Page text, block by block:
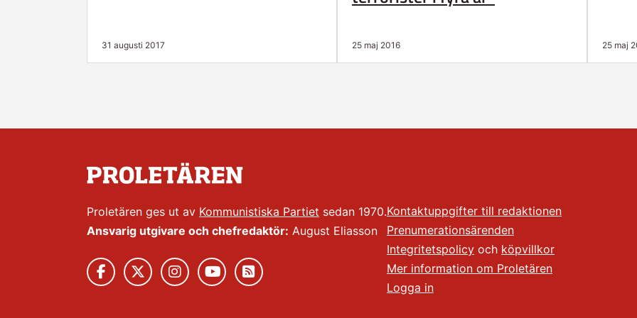
31 augusti 2017 25 maj 2016 25 maj
Proletären ges ut av Kommunistiska Partiet sedan 1970.
Ansvarig utgivare och chefredaktör: August Eliasson
Kontaktuppgifter till redaktionen
Prenumerationsärenden
Integritetspolicy och köpvillkor
Mer information om Proletären
Logga in